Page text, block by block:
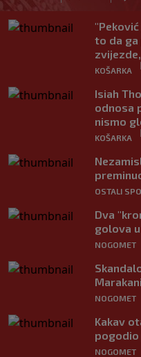
to da ga
KOŠARKA
|
Isiah
odnosa
nismo
KOŠARKA
|
OSTALI
Dva
golova
NOGOMET
NOGOMET
Kakav
pogodio
NOGOMET